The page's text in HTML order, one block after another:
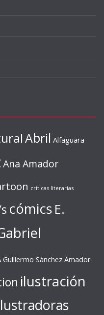
Abril Alfaguara
Ana Amador
críticas literarias
cómics E.
Guillermo Sánchez Amador
ilustración